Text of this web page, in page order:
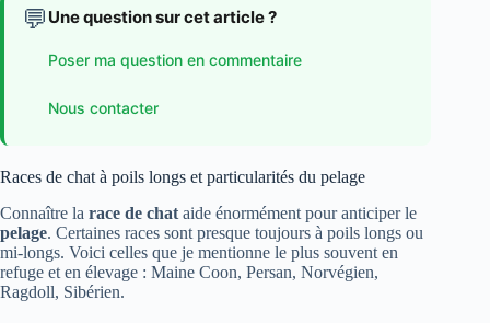
💬 Une question sur cet article ?
Poser ma question en commentaire
Nous contacter
Races de chat à poils longs et particularités du pelage
Connaître la race de chat aide énormément pour anticiper le
pelage. Certaines races sont presque toujours à poils longs ou
mi-longs. Voici celles que je mentionne le plus souvent en
refuge et en élevage : Maine Coon, Persan, Norvégien,
Ragdoll, Sibérien.